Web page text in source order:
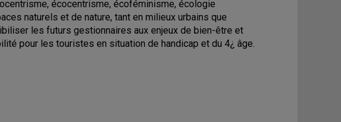
écocentrisme, écoféminisme, écologie
naturels et de nature, tant en milieux urbains que
les futurs gestionnaires aux enjeux de bien-être et
pour les touristes en situation de handicap et du 4¿ âge.